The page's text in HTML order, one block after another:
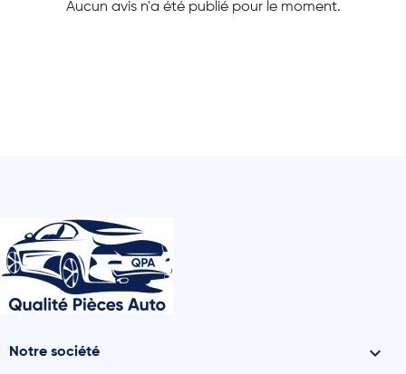
Aucun avis n'a été publié pour le moment.
Notre société 